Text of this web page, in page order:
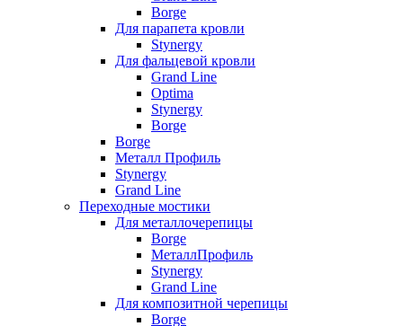
Borge
Для парапета кровли
Stynergy
Для фальцевой кровли
Grand Line
Optima
Stynergy
Borge
Borge
Металл Профиль
Stynergy
Grand Line
Переходные мостики
Для металлочерепицы
Borge
МеталлПрофиль
Stynergy
Grand Line
Для композитной черепицы
Borge